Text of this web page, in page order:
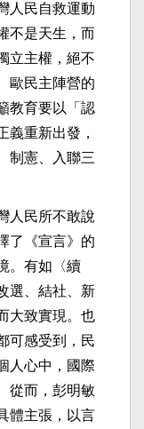
人民自救運動
不是天生，而
立主權，絕不
歐民主陣營的
教育要以「認
義重新出發，
制憲、入聯三
人民所不敢說
了《宣言》的
。有如〈續
選、結社、新
大致實現。也
可感受到，民
人心中，國際
從而，彭明敏
體主張，以言